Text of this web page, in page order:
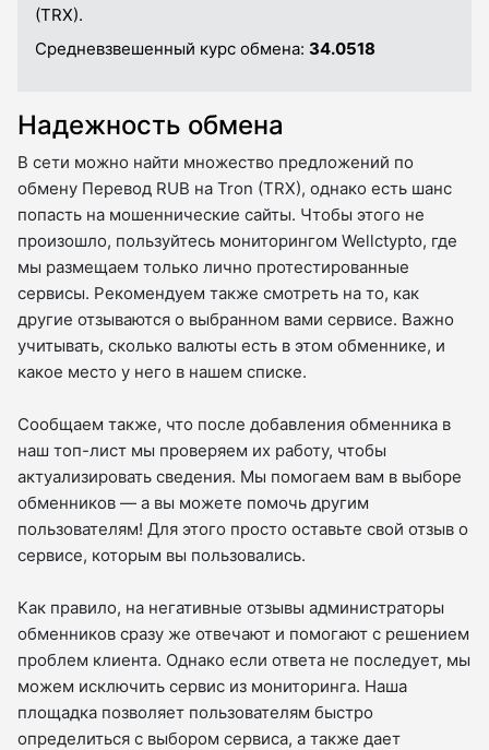
(TRX).
Средневзвешенный курс обмена: 34.0518
Надежность обмена
В сети можно найти множество предложений по
обмену Перевод RUB на Tron (TRX), однако есть шанс
попасть на мошеннические сайты. Чтобы этого не
произошло, пользуйтесь мониторингом Wellctypto, где
мы размещаем только лично протестированные
сервисы. Рекомендуем также смотреть на то, как
другие отзываются о выбранном вами сервисе. Важно
учитывать, сколько валюты есть в этом обменнике, и
какое место у него в нашем списке.
Сообщаем также, что после добавления обменника в
наш топ-лист мы проверяем их работу, чтобы
актуализировать сведения. Мы помогаем вам в выборе
обменников — а вы можете помочь другим
пользователям! Для этого просто оставьте свой отзыв о
сервисе, которым вы пользовались.
Как правило, на негативные отзывы администраторы
обменников сразу же отвечают и помогают с решением
проблем клиента. Однако если ответа не последует, мы
можем исключить сервис из мониторинга. Наша
площадка позволяет пользователям быстро
определиться с выбором сервиса, а также дает